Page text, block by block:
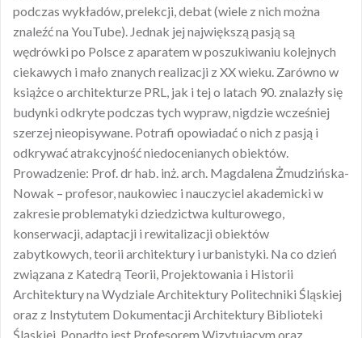
podczas wykładów, prelekcji, debat (wiele z nich można
znaleźć na YouTube). Jednak jej największą pasją są
wędrówki po Polsce z aparatem w poszukiwaniu kolejnych
ciekawych i mało znanych realizacji z XX wieku. Zarówno w
książce o architekturze PRL, jak i tej o latach 90. znalazły się
budynki odkryte podczas tych wypraw, nigdzie wcześniej
szerzej nieopisywane. Potrafi opowiadać o nich z pasją i
odkrywać atrakcyjność niedocenianych obiektów.
Prowadzenie: Prof. dr hab. inż. arch. Magdalena Żmudzińska-
Nowak – profesor, naukowiec i nauczyciel akademicki w
zakresie problematyki dziedzictwa kulturowego,
konserwacji, adaptacji i rewitalizacji obiektów
zabytkowych, teorii architektury i urbanistyki. Na co dzień
związana z Katedrą Teorii, Projektowania i Historii
Architektury na Wydziale Architektury Politechniki Śląskiej
oraz z Instytutem Dokumentacji Architektury Biblioteki
Śląskiej. Ponadto jest Profesorem Wizytującym oraz